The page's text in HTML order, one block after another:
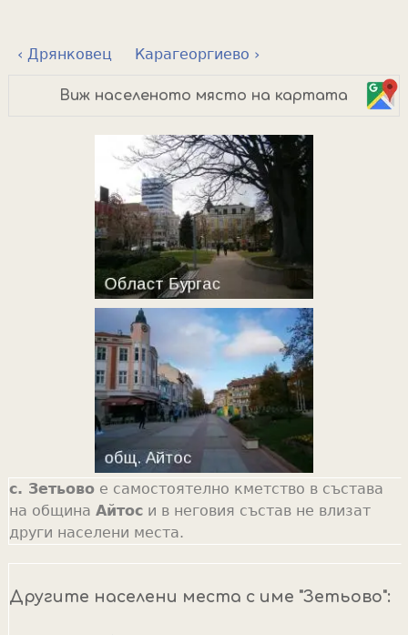
‹ Дрянковец Карагеоргиево ›
Виж населеното място на картата
с. Зетьовое самостоятелно кметство в състава
на община Айтоси в неговия състав не влизат
други населени места.
Другите населени места с име "Зетьово":